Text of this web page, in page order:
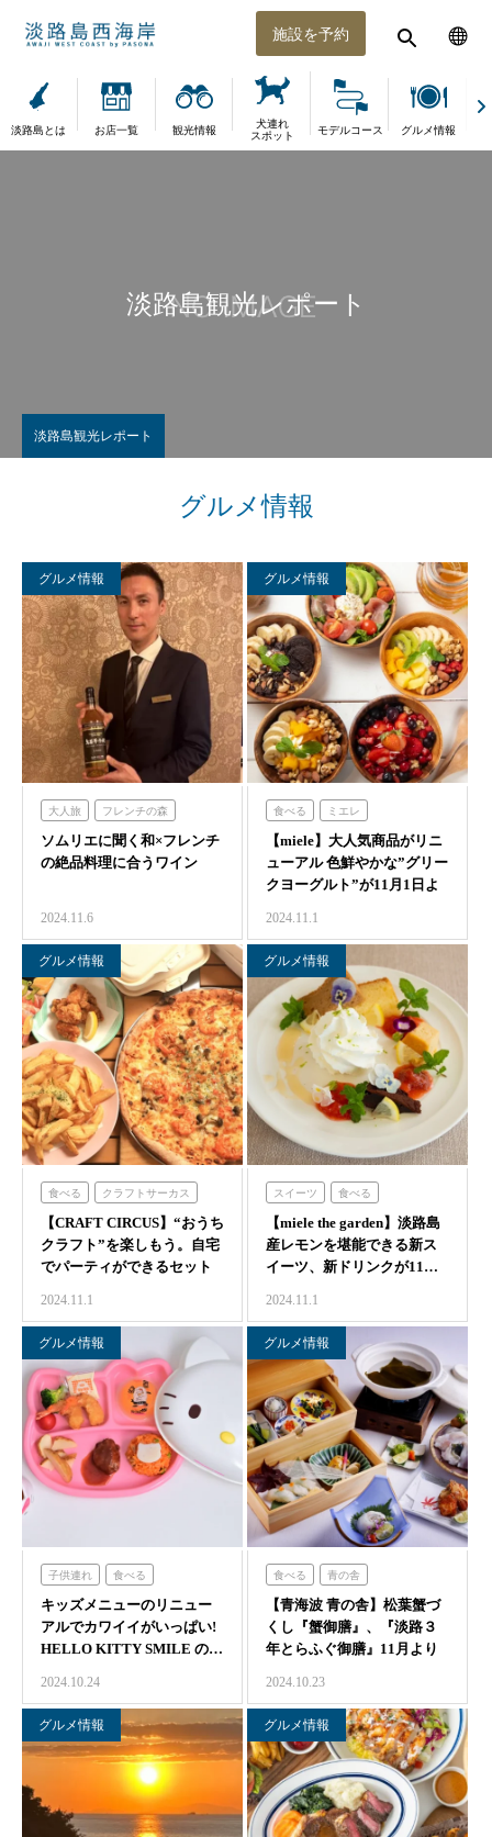
施設を予約
淡路島とは お店一覧 観光情報
犬連れ
スポット
モデルコース グルメ情報
淡路島観光レポート
淡路島観光レポート
グルメ情報
グルメ情報
大人旅 フレンチの森
ソムリエに聞く和×フレンチ
の絶品料理に合うワイン
2024.11.6
グルメ情報
食べる ミエレ
【miele】大人気商品がリニ
ューアル 色鮮やかな”グリー
クヨーグルト”が11月1日よ
2024.11.1
グルメ情報
食べる クラフトサーカス
【CRAFT CIRCUS】“おうち
クラフト”を楽しもう。自宅
でパーティができるセット
2024.11.1
グルメ情報
スイーツ 食べる
ミエレザガーデン
【miele the garden】淡路島
産レモンを堪能できる新ス
イーツ、新ドリンクが11…
2024.11.1
グルメ情報
子供連れ 食べる
ハローキティスマイル
キッズメニューのリニュー
アルでカワイイがいっぱい!
HELLO KITTY SMILE の…
2024.10.24
グルメ情報
食べる 青の舎
【青海波 青の舎】松葉蟹づ
くし『蟹御膳』、『淡路３
年とらふぐ御膳』11月より
2024.10.23
グルメ情報 グルメ情報